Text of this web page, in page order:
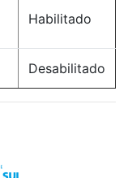
Habilitado
Desabilitado